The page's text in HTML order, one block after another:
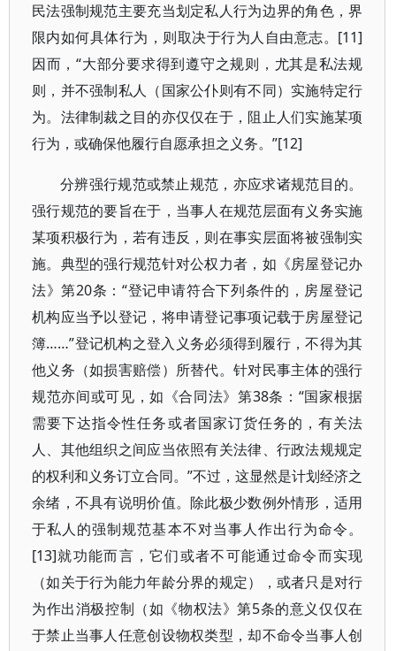
民法强制规范主要充当划定私人行为边界的角色，界
限内如何具体行为，则取决于行为人自由意志。[11]
因而，“大部分要求得到遵守之规则，尤其是私法规
则，并不强制私人（国家公仆则有不同）实施特定行
为。法律制裁之目的亦仅仅在于，阻止人们实施某项
行为，或确保他履行自愿承担之义务。”[12]
分辨强行规范或禁止规范，亦应求诸规范目的。
强行规范的要旨在于，当事人在规范层面有义务实施
某项积极行为，若有违反，则在事实层面将被强制实
施。典型的强行规范针对公权力者，如《房屋登记办
法》第20条：“登记申请符合下列条件的，房屋登记
机构应当予以登记，将申请登记事项记载于房屋登记
簿……”登记机构之登入义务必须得到履行，不得为其
他义务（如损害赔偿）所替代。针对民事主体的强行
规范亦间或可见，如《合同法》第38条：“国家根据
需要下达指令性任务或者国家订货任务的，有关法
人、其他组织之间应当依照有关法律、行政法规规定
的权利和义务订立合同。”不过，这显然是计划经济之
余绪，不具有说明价值。除此极少数例外情形，适用
于私人的强制规范基本不对当事人作出行为命令。
[13]就功能而言，它们或者不可能通过命令而实现
（如关于行为能力年龄分界的规定），或者只是对行
为作出消极控制（如《物权法》第5条的意义仅仅在
于禁止当事人任意创设物权类型，却不命令当事人创